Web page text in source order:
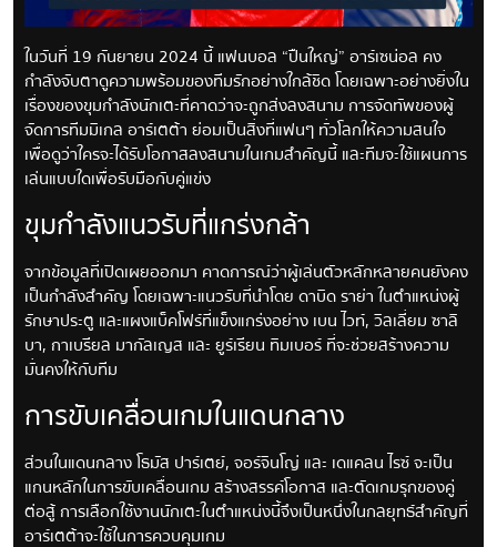
ในวันที่ 19 กันยายน 2024 นี้ แฟนบอล “ปืนใหญ่” อาร์เซน่อล คง
กำลังจับตาดูความพร้อมของทีมรักอย่างใกล้ชิด โดยเฉพาะอย่างยิ่งใน
เรื่องของขุมกำลังนักเตะที่คาดว่าจะถูกส่งลงสนาม การจัดทัพของผู้
จัดการทีมมิเกล อาร์เตต้า ย่อมเป็นสิ่งที่แฟนๆ ทั่วโลกให้ความสนใจ
เพื่อดูว่าใครจะได้รับโอกาสลงสนามในเกมสำคัญนี้ และทีมจะใช้แผนการ
เล่นแบบใดเพื่อรับมือกับคู่แข่ง
ขุมกำลังแนวรับที่แกร่งกล้า
จากข้อมูลที่เปิดเผยออกมา คาดการณ์ว่าผู้เล่นตัวหลักหลายคนยังคง
เป็นกำลังสำคัญ โดยเฉพาะแนวรับที่นำโดย ดาบิด ราย่า ในตำแหน่งผู้
รักษาประตู และแผงแบ็คโฟร์ที่แข็งแกร่งอย่าง เบน ไวท์, วิลเลี่ยม ซาลิ
บา, กาเบรียล มากัลเญส และ ยูร์เรียน ทิมเบอร์ ที่จะช่วยสร้างความ
มั่นคงให้กับทีม
การขับเคลื่อนเกมในแดนกลาง
ส่วนในแดนกลาง โธมัส ปาร์เตย์, จอร์จินโญ่ และ เดแคลน ไรซ์ จะเป็น
แกนหลักในการขับเคลื่อนเกม สร้างสรรค์โอกาส และตัดเกมรุกของคู่
ต่อสู้ การเลือกใช้งานนักเตะในตำแหน่งนี้จึงเป็นหนึ่งในกลยุทธ์สำคัญที่
อาร์เตต้าจะใช้ในการควบคุมเกม